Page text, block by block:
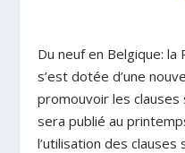
Du neuf en Belgique:
s’est dotée d’une
promouvoir les
sera publié au
l’utilisation des